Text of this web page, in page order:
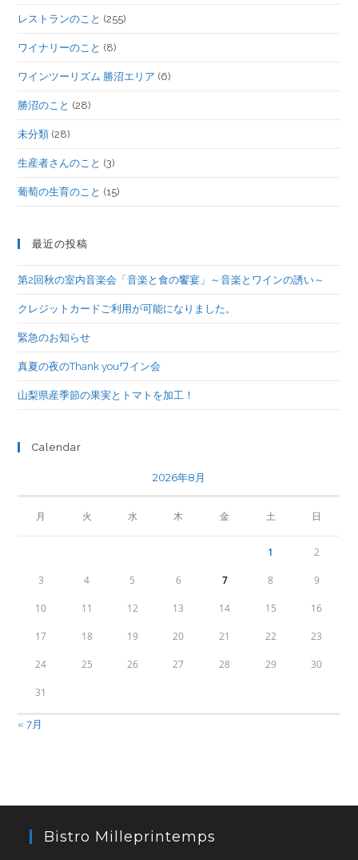
レストランのこと (255)
ワイナリーのこと (8)
ワインツーリズム 勝沼エリア (6)
勝沼のこと (28)
未分類 (28)
生産者さんのこと (3)
葡萄の生育のこと (15)
最近の投稿
第2回秋の室内音楽会「音楽と食の饗宴」～音楽とワインの誘い～
クレジットカードご利用が可能になりました。
緊急のお知らせ
真夏の夜のThank youワイン会
山梨県産季節の果実とトマトを加工！
Calendar
2026年8月
月 火 水 木 金 土 日
1 2
3 4 5 6 7 8 9
10 11 12 13 14 15 16
17 18 19 20 21 22 23
24 25 26 27 28 29 30
31
« 7月
Bistro Milleprintemps